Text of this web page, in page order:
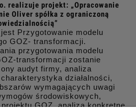
realizuje projekt: „Opracowanie
Oliver spółka z ograniczoną
Przygotowanie modelu
GOZ- transformacji.
przygotowania modelu
transformacji zostanie
audyt firmy, analiza
działalności,
wymagających uwagi
środowiskowych,
projektu GOZ, analiza konkretne